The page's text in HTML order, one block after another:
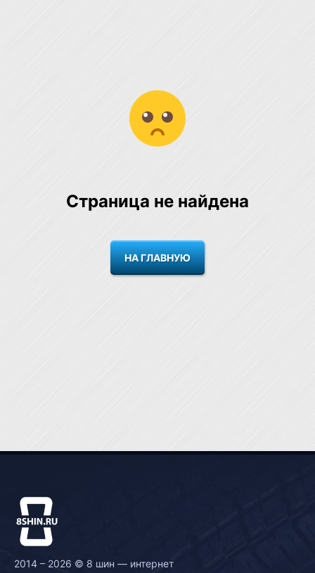
Страница не найдена
НА ГЛАВНУЮ
2014 – 2026 © 8 шин — интернет